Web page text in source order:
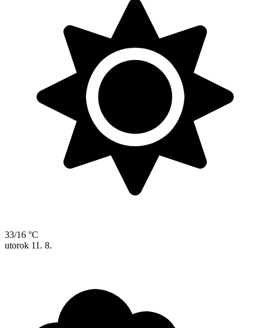
33/16 °C
utorok 11. 8.